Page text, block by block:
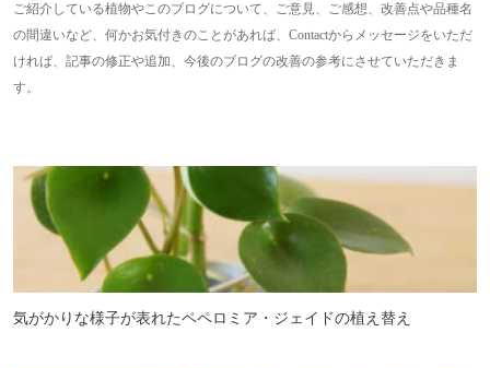
ご紹介している植物やこのブログについて、ご意見、ご感想、改善点や品種名
の間違いなど、何かお気付きのことがあれば、Contactからメッセージをいただ
ければ、記事の修正や追加、今後のブログの改善の参考にさせていただきま
す。
気がかりな様子が表れたペペロミア・ジェイドの植え替え